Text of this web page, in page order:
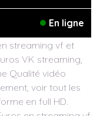
En ligne
streaming vf et
VK streaming,
Qualité vidéo
voir tout les
en full HD.